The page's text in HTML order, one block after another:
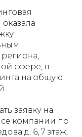
сфере, в
на общую
заявку на
компании по
д. 6, 7 этаж,